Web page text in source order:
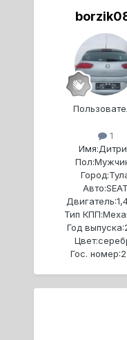
1
Имя:
Пол:
Город:
Авто:SEAT
Двигатель:
Тип КПП:
Год выпуска:
Цвет:
Гос. номер: